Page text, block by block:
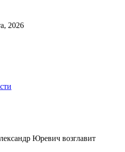
2026
Юревич возглавит